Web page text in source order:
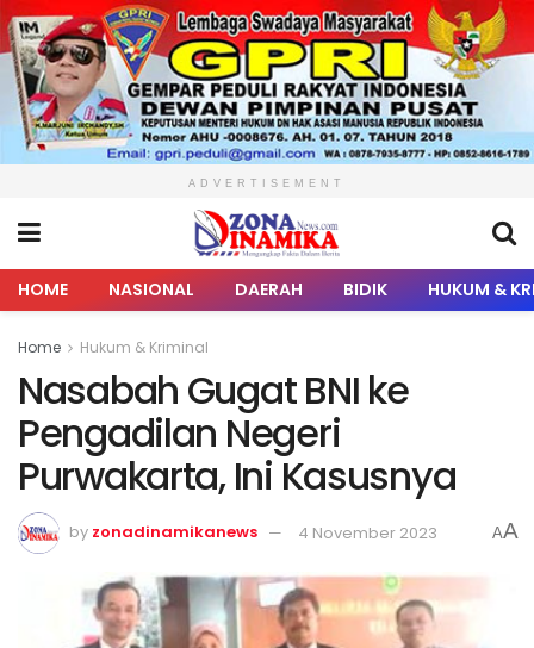
ADVERTISEMENT
HOME NASIONAL DAERAH BIDIK HUKUM &
Home Hukum & Kriminal
Nasabah Gugat BNI ke
Pengadilan Negeri
Purwakarta, Ini Kasusnya
by zonadinamikanews 4 November 2023 AA